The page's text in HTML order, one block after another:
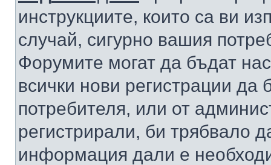
инструкциите, които са ви
случай, сигурно вашия
Форумите могат да бъдат
всички нови регистрации да
потребителя, или от
регистрирали, би трябвало
информация дали е